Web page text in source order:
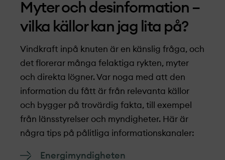
Myter och desinformation –
vilka källor kan jag lita på?
Vindkraft inpå knuten är en känslig fråga, och
det florerar många felaktiga rykten, myter
och direkta lögner. Var noga med att den
information du fått är från relevanta källor
och bygger på trovärdig fakta, till exempel
från länsstyrelser och myndigheter. Här är
några tips på pålitliga informationskanaler:
Energimyndigheten